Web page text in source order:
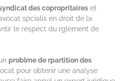
des copropritaires et
spcialis en droit de la
le respect du rglement de
problme de rpartition des
pour obtenir une analyse